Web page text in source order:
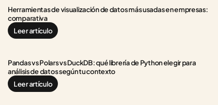
Herramientas de visualización de datos más usadas en empresas:
comparativa
Leer artículo
Pandas vs Polars vs DuckDB: qué librería de Python elegir para
análisis de datos según tu contexto
Leer artículo